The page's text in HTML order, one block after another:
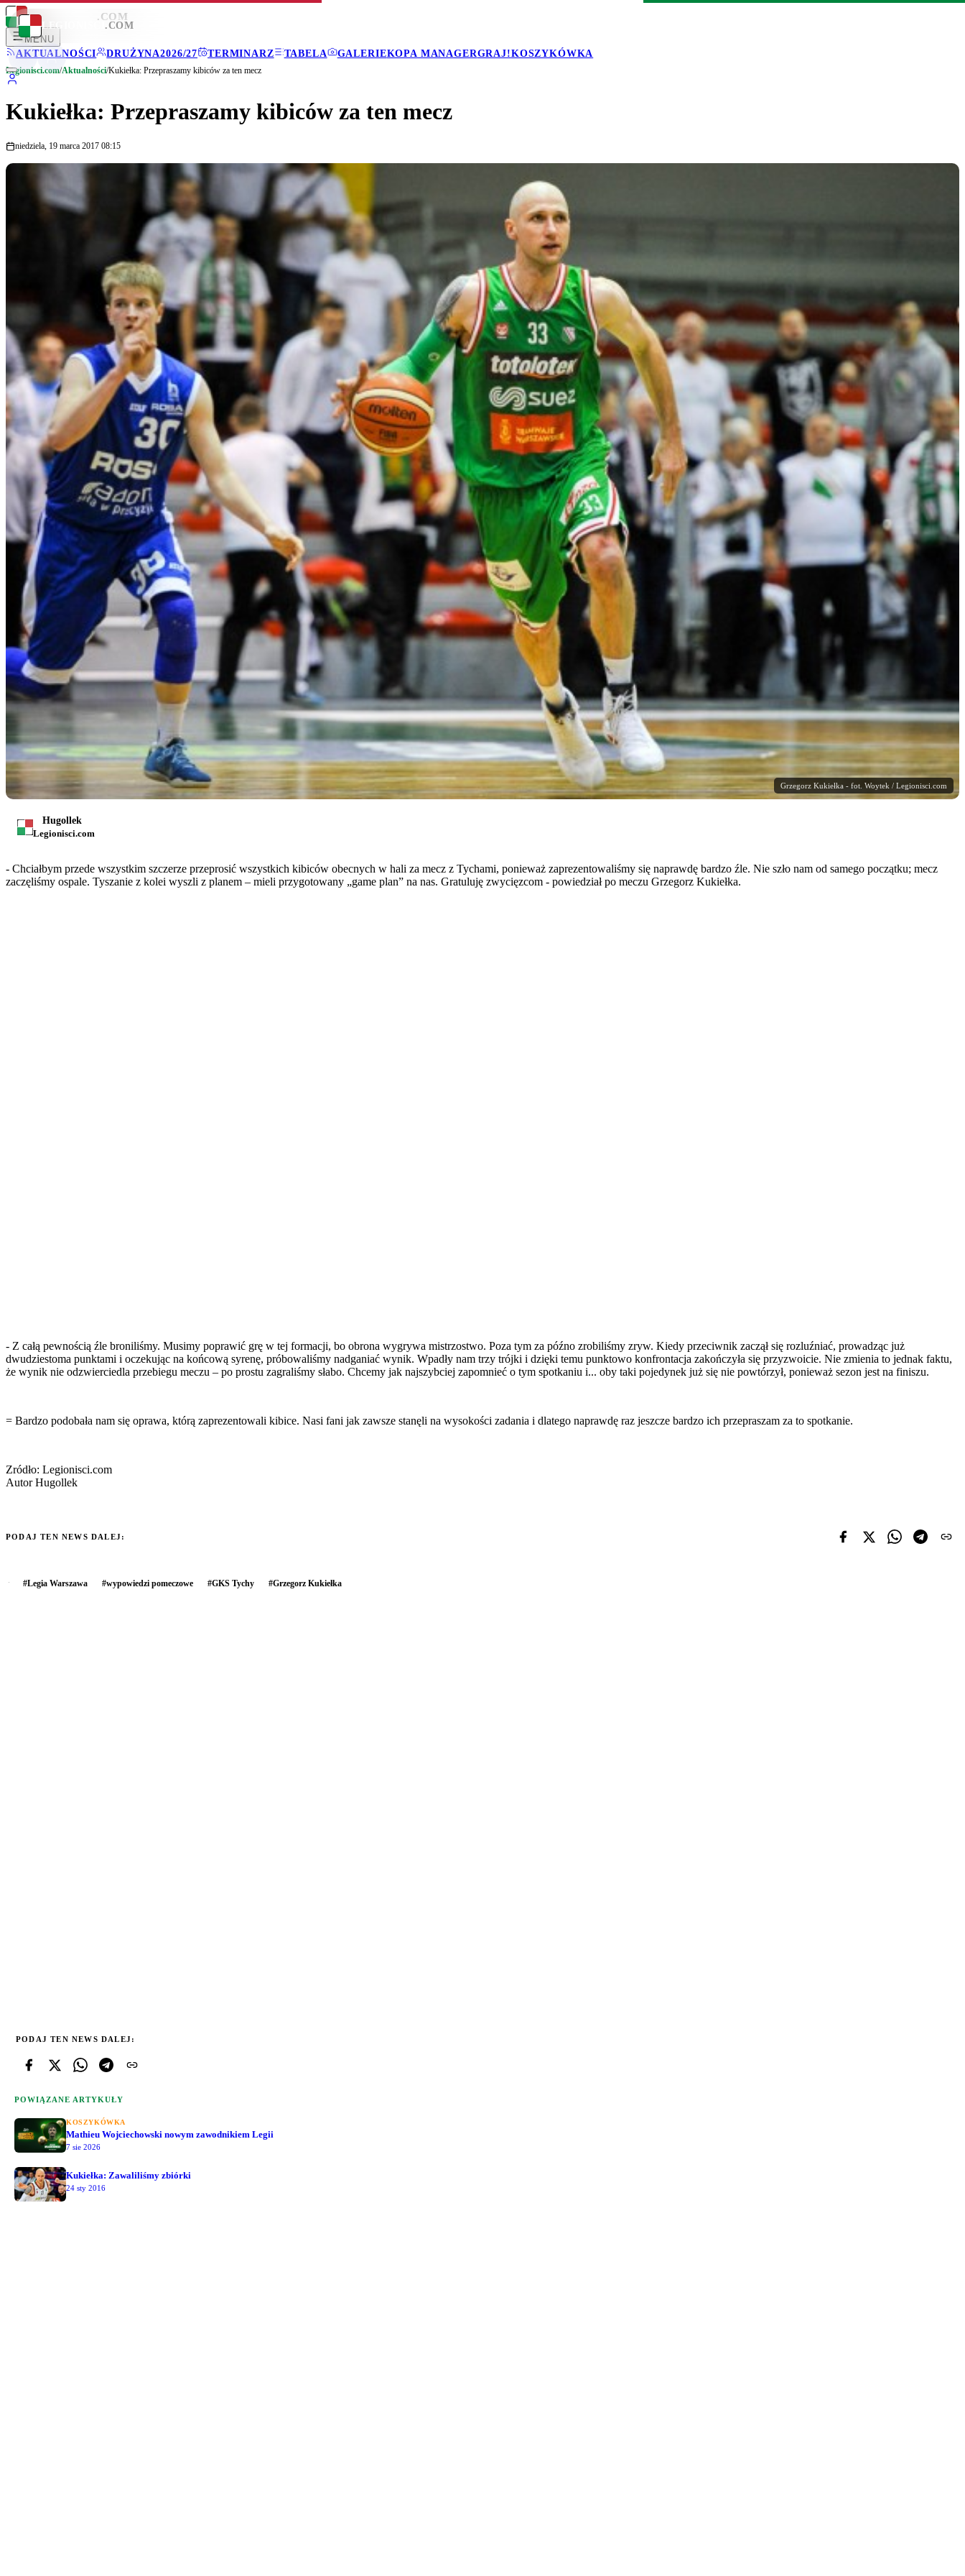
LEGIONISCI .COM
MENU
AKTUALNOŚCI
DRUŻYNA2026/27 TERMINARZ TABELA GALERIEKOPA MANAGERGRAJ!KOSZYKÓWKA
LEGIONISCI .COM
Legionisci.com/Aktualności/Kukiełka: Przepraszamy kibiców za ten mecz
Kukiełka: Przepraszamy kibiców za ten mecz
niedziela, 19 marca 2017 08:15
Grzegorz Kukiełka - fot. Woytek / Legionisci.com
Hugollek
Legionisci.com
- Chciałbym przede wszystkim szczerze przeprosić wszystkich kibiców obecnych w hali za mecz z Tychami, ponieważ zaprezentowaliśmy się naprawdę bardzo źle. Nie szło nam od samego początku; mecz
zaczęliśmy ospale. Tyszanie z kolei wyszli z planem – mieli przygotowany „game plan” na nas. Gratuluję zwycięzcom - powiedział po meczu Grzegorz Kukiełka.
- Z całą pewnością źle broniliśmy. Musimy poprawić grę w tej formacji, bo obrona wygrywa mistrzostwo. Poza tym za późno zrobiliśmy zryw. Kiedy przeciwnik zaczął się rozluźniać, prowadząc już
dwudziestoma punktami i oczekując na końcową syrenę, próbowaliśmy nadganiać wynik. Wpadły nam trzy trójki i dzięki temu punktowo konfrontacja zakończyła się przyzwoicie. Nie zmienia to jednak faktu,
że wynik nie odzwierciedla przebiegu meczu – po prostu zagraliśmy słabo. Chcemy jak najszybciej zapomnieć o tym spotkaniu i... oby taki pojedynek już się nie powtórzył, ponieważ sezon jest na finiszu.
= Bardzo podobała nam się oprawa, którą zaprezentowali kibice. Nasi fani jak zawsze stanęli na wysokości zadania i dlatego naprawdę raz jeszcze bardzo ich przepraszam za to spotkanie.
Zródło: Legionisci.com
Autor Hugollek
PODAJ TEN NEWS DALEJ:
#Legia Warszawa #wypowiedzi pomeczowe #GKS Tychy #Grzegorz Kukiełka
PODAJ TEN NEWS DALEJ:
POWIĄZANE ARTYKUŁY
KOSZYKÓWKA
Mathieu Wojciechowski nowym zawodnikiem Legii
7 sie 2026
Kukiełka: Zawaliliśmy zbiórki
24 sty 2016